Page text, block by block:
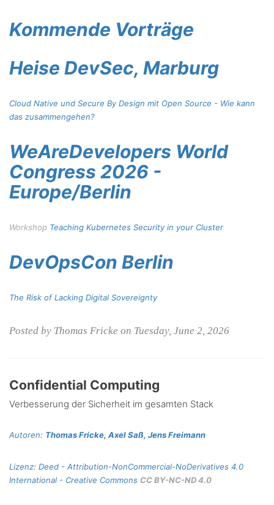
Kommende Vorträge
Heise DevSec, Marburg
Cloud Native und Secure By Design mit Open Source - Wie kann
das zusammengehen?
WeAreDevelopers World
Congress 2026 -
Europe/Berlin
Workshop Teaching Kubernetes Security in your Cluster
DevOpsCon Berlin
The Risk of Lacking Digital Sovereignty
Posted by Thomas Fricke on Tuesday, June 2, 2026
Confidential Computing
Verbesserung der Sicherheit im gesamten Stack
Autoren: Thomas Fricke, Axel Saß, Jens Freimann
Lizenz: Deed - Attribution-NonCommercial-NoDerivatives 4.0
International - Creative Commons CC BY-NC-ND 4.0